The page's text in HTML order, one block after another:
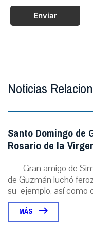
Enviar
Noticias
Santo Domingo de
Rosario de la
Gran amigo de
de Guzmán luchó
su ejemplo, así como
MÁS